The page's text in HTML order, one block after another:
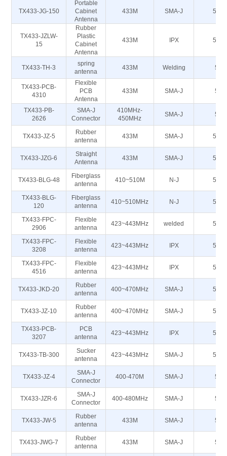
TX433-JG-150
Portable
Cabinet
Antenna
433M SMA-J 50Ω
TX433-JZLW-
15
Rubber
Plastic
Cabinet
Antenna
433M IPX 50Ω
TX433-TH-3
spring
antenna
433M Welding 50
TX433-PCB-
4310
Flexible
PCB
Antenna
433M SMA-J 50
TX433-PB-
2626
SMA-J
Connector
410MHz-
450MHz
SMA-J 50
TX433-JZ-5
Rubber
antenna
433M SMA-J 50Ω
TX433-JZG-6
Straight
Antenna
433M SMA-J 50Ω
TX433-BLG-48
Fiberglass
antenna
410~510M N-J 50Ω
TX433-BLG-
120
Fiberglass
antenna
410~510MHz N-J 50Ω
TX433-FPC-
2906
Flexible
antenna
423~443MHz welded 50Ω
TX433-FPC-
3208
Flexible
antenna
423~443MHz IPX 50Ω
TX433-FPC-
4516
Flexible
antenna
423~443MHz IPX 50Ω
TX433-JKD-20
Rubber
antenna
400~470MHz SMA-J 50Ω
TX433-JZ-10
Rubber
antenna
400~470MHz SMA-J 50Ω
TX433-PCB-
3207
PCB
antenna
423~443MHz IPX 50Ω
TX433-TB-300
Sucker
antenna
423~443MHz SMA-J 50Ω
TX433-JZ-4
SMA-J
Connector
400-470M SMA-J 50
TX433-JZR-6
SMA-J
Connector
400-480MHz SMA-J 50
TX433-JW-5
Rubber
antenna
433M SMA-J 50
TX433-JWG-7
Rubber
antenna
433M SMA-J 50